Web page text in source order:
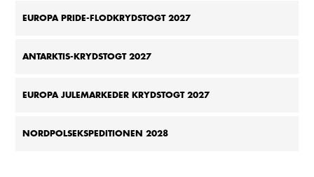
EUROPA PRIDE-FLODKRYDSTOGT 2027
ANTARKTIS-KRYDSTOGT 2027
EUROPA JULEMARKEDER KRYDSTOGT 2027
NORDPOLSEKSPEDITIONEN 2028